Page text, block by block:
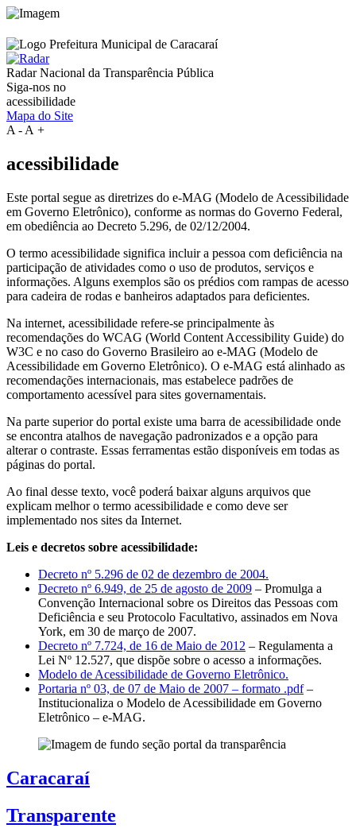
Radar Nacional da Transparência Pública
Siga-nos no
acessibilidade
Mapa do Site
A-A +
acessibilidade
Este portal segue as diretrizes do e-MAG (Modelo de Acessibilidade
em Governo Eletrônico), conforme as normas do Governo Federal,
em obediência ao Decreto 5.296, de 02/12/2004.
O termo acessibilidade significa incluir a pessoa com deficiência na
participação de atividades como o uso de produtos, serviços e
informações. Alguns exemplos são os prédios com rampas de acesso
para cadeira de rodas e banheiros adaptados para deficientes.
Na internet, acessibilidade refere-se principalmente às
recomendações do WCAG (World Content Accessibility Guide) do
W3C e no caso do Governo Brasileiro ao e-MAG (Modelo de
Acessibilidade em Governo Eletrônico). O e-MAG está alinhado as
recomendações internacionais, mas estabelece padrões de
comportamento acessível para sites governamentais.
Na parte superior do portal existe uma barra de acessibilidade onde
se encontra atalhos de navegação padronizados e a opção para
alterar o contraste. Essas ferramentas estão disponíveis em todas as
páginas do portal.
Ao final desse texto, você poderá baixar alguns arquivos que
explicam melhor o termo acessibilidade e como deve ser
implementado nos sites da Internet.
Leis e decretos sobre acessibilidade:
Decreto nº 5.296 de 02 de dezembro de 2004.
Decreto nº 6.949, de 25 de agosto de 2009 – Promulga a
Convenção Internacional sobre os Direitos das Pessoas com
Deficiência e seu Protocolo Facultativo, assinados em Nova
York, em 30 de março de 2007.
Decreto nº 7.724, de 16 de Maio de 2012 – Regulamenta a
Lei Nº 12.527, que dispõe sobre o acesso a informações.
Modelo de Acessibilidade de Governo Eletrônico.
Portaria nº 03, de 07 de Maio de 2007 – formato .pdf–
Institucionaliza o Modelo de Acessibilidade em Governo
Eletrônico – e-MAG.
Caracaraí
Transparente